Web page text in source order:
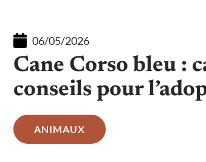
06/05/2026
Cane Corso bleu :
conseils pour
ANIMAUX